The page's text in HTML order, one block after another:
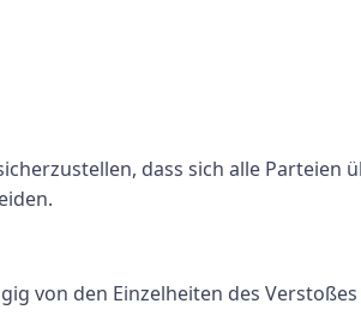
dass sich alle Parteien
von den Einzelheiten des